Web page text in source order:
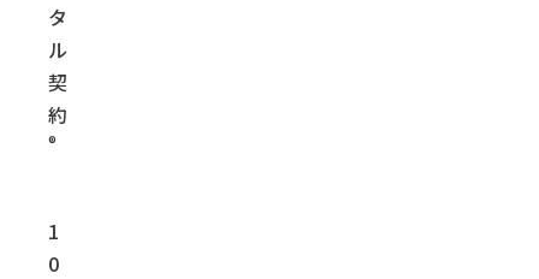
タ
ル
契
約
®
1
0